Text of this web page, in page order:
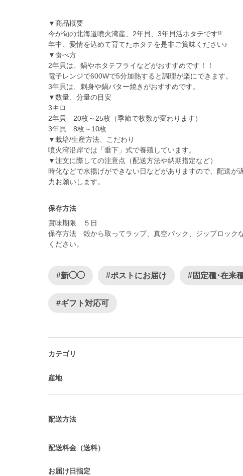
▼商品概要
今が旬の北海道噴火湾産、2年貝、3年貝活ホタテです!!
年中、愛情を込めて育てたホタテを是非ご賞味ください♪
▼食べ方
2年貝は、鍋やホタテフライなどがおすすめです！！
電子レンジで600Wで5分加熱すると調理が楽にできます。
3年貝は、刺身や鍋バター焼きがおすすめです。
▼数量、分量の目安
3キロ
2年貝 20枚～25枚（季節で枚数が変わります）
3年貝 8枚～10枚
▼栽培/生産方法、こだわり
噴火湾沿岸では「垂下」式で養殖しています。
▼注文に際しての注意点（配送方法や納期指定など）
時化などで水揚げができない日などがありますので、配送が
力お願いします。
保存方法
賞味期限 ５日
保存方法 殻から取ってラップ、真空パック、ジップロック
ください。
#新◯◯ #ポストにお届け #固定種･在来
#ギフト対応可
カテゴリ
産地
配送方法
配送料金（送料）
お届け日指定